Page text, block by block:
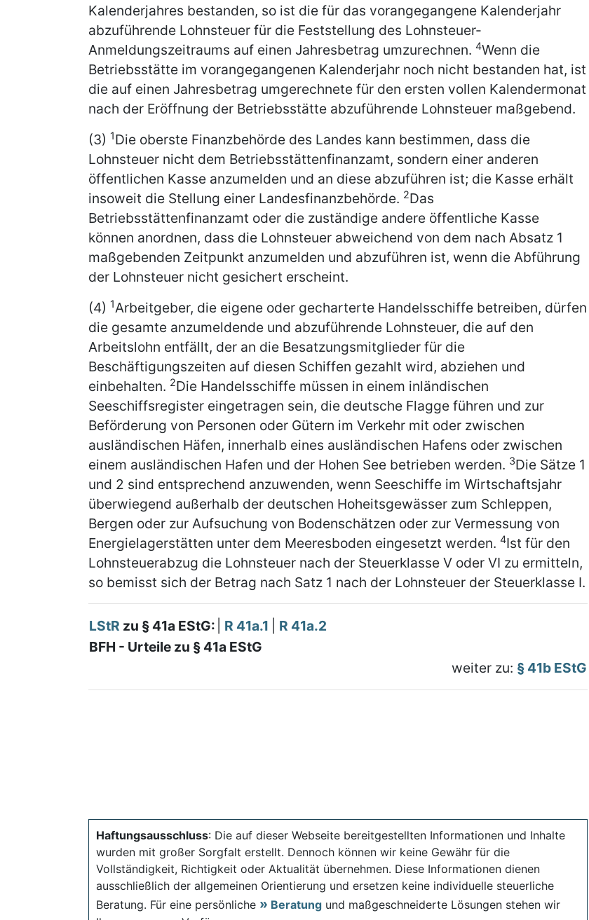
Kalenderjahres bestanden, so ist die für das vorangegangene Kalenderjahr
abzuführende Lohnsteuer für die Feststellung des Lohnsteuer-
Anmeldungszeitraums auf einen Jahresbetrag umzurechnen. 4Wenn die
Betriebsstätte im vorangegangenen Kalenderjahr noch nicht bestanden hat, ist
die auf einen Jahresbetrag umgerechnete für den ersten vollen Kalendermonat
nach der Eröffnung der Betriebsstätte abzuführende Lohnsteuer maßgebend.
(3) 1Die oberste Finanzbehörde des Landes kann bestimmen, dass die
Lohnsteuer nicht dem Betriebsstättenfinanzamt, sondern einer anderen
öffentlichen Kasse anzumelden und an diese abzuführen ist; die Kasse erhält
insoweit die Stellung einer Landesfinanzbehörde. 2Das
Betriebsstättenfinanzamt oder die zuständige andere öffentliche Kasse
können anordnen, dass die Lohnsteuer abweichend von dem nach Absatz 1
maßgebenden Zeitpunkt anzumelden und abzuführen ist, wenn die Abführung
der Lohnsteuer nicht gesichert erscheint.
(4) 1Arbeitgeber, die eigene oder gecharterte Handelsschiffe betreiben, dürfen
die gesamte anzumeldende und abzuführende Lohnsteuer, die auf den
Arbeitslohn entfällt, der an die Besatzungsmitglieder für die
Beschäftigungszeiten auf diesen Schiffen gezahlt wird, abziehen und
einbehalten. 2Die Handelsschiffe müssen in einem inländischen
Seeschiffsregister eingetragen sein, die deutsche Flagge führen und zur
Beförderung von Personen oder Gütern im Verkehr mit oder zwischen
ausländischen Häfen, innerhalb eines ausländischen Hafens oder zwischen
einem ausländischen Hafen und der Hohen See betrieben werden. 3Die Sätze 1
und 2 sind entsprechend anzuwenden, wenn Seeschiffe im Wirtschaftsjahr
überwiegend außerhalb der deutschen Hoheitsgewässer zum Schleppen,
Bergen oder zur Aufsuchung von Bodenschätzen oder zur Vermessung von
Energielagerstätten unter dem Meeresboden eingesetzt werden. 4Ist für den
Lohnsteuerabzug die Lohnsteuer nach der Steuerklasse V oder VI zu ermitteln,
so bemisst sich der Betrag nach Satz 1 nach der Lohnsteuer der Steuerklasse I.
LStR zu § 41a EStG: R 41a.1
R 41a.2
BFH - Urteile zu § 41a EStG
weiter zu: § 41b EStG
Haftungsausschluss: Die auf dieser Webseite bereitgestellten Informationen und Inhalte
wurden mit großer Sorgfalt erstellt. Dennoch können wir keine Gewähr für die
Vollständigkeit, Richtigkeit oder Aktualität übernehmen. Diese Informationen dienen
ausschließlich der allgemeinen Orientierung und ersetzen keine individuelle steuerliche
Beratung. Für eine persönliche
Beratung und maßgeschneiderte Lösungen stehen wir